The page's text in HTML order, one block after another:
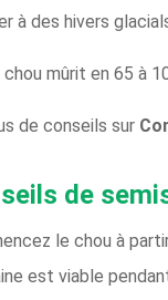
à des hivers
chou mûrit en 65 à
de conseils sur
de
le chou à
est viable